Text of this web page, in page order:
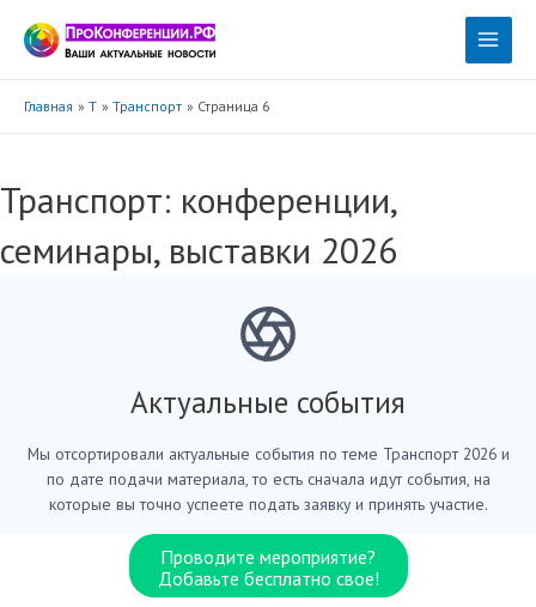
содержимому
Main
Главная Т Транспорт Страница 6
Транспорт: конференции,
семинары, выставки 2026
Актуальные события
Мы отсортировали актуальные события по теме Транспорт 2026 и
по дате подачи материала, то есть сначала идут события, на
которые вы точно успеете подать заявку и принять участие.
Проводите мероприятие?
Добавьте бесплатно свое!